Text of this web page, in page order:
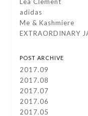
adidas
Me & Kashmiere
EXTRAORDINARY
POST ARCHIVE
2017.09
2017.08
2017.07
2017.06
2017.05